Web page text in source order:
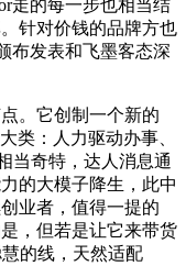
走的每一步也相当结
针对价钱的品牌方也
布发表和飞墨客态深
。它创制一个新的
类：人力驱动办事、
当奇特，达人消息通
的大模子降生，此中
业者，值得一提的
，但若是让它来带货
的线，天然适配